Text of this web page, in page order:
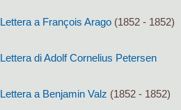
Lettera a François Arago (1852 - 1852)
Lettera di Adolf Cornelius Petersen
Lettera a Benjamin Valz (1852 - 1852)